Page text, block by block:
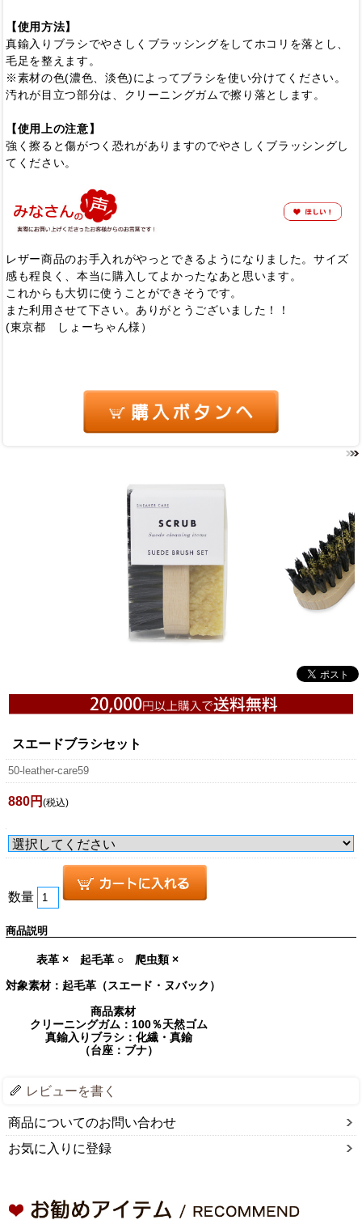
【使用方法】
真鍮入りブラシでやさしくブラッシングをしてホコリを落とし、
毛足を整えます。
※素材の色(濃色、淡色)によってブラシを使い分けてください。
汚れが目立つ部分は、クリーニングガムで擦り落とします。
【使用上の注意】
強く擦ると傷がつく恐れがありますのでやさしくブラッシングし
てください。
レザー商品のお手入れがやっとできるようになりました。サイズ
感も程良く、本当に購入してよかったなあと思います。
これからも大切に使うことができそうです。
また利用させて下さい。ありがとうございました！！
(東京都 しょーちゃん様）
スエードブラシセット
50-leather-care59
880円 (税込)
数量
商品説明
表革 × 起毛革 ○ 爬虫類 ×
対象素材：起毛革（スエード・ヌバック）
商品素材
クリーニングガム：100％天然ゴム
真鍮入りブラシ：化繊・真鍮
（台座：ブナ）
レビューを書く
商品についてのお問い合わせ
お気に入りに登録